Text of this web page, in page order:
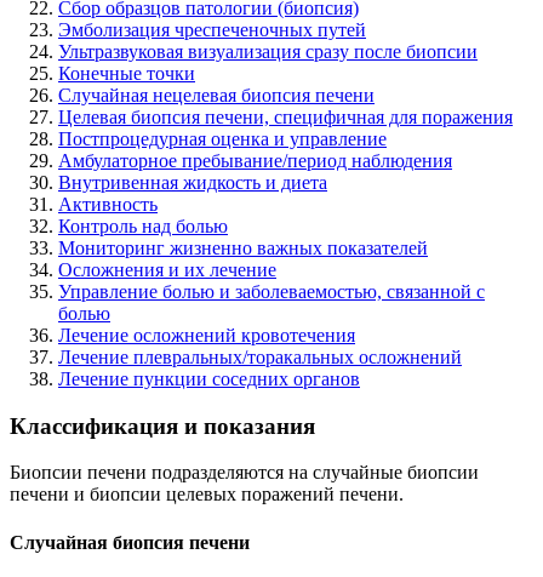
Сбор образцов патологии (биопсия)
Эмболизация чреспеченочных путей
Ультразвуковая визуализация сразу после биопсии
Конечные точки
Случайная нецелевая биопсия печени
Целевая биопсия печени, специфичная для поражения
Постпроцедурная оценка и управление
Амбулаторное пребывание/период наблюдения
Внутривенная жидкость и диета
Активность
Контроль над болью
Мониторинг жизненно важных показателей
Осложнения и их лечение
Управление болью и заболеваемостью, связанной с
болью
Лечение осложнений кровотечения
Лечение плевральных/торакальных осложнений
Лечение пункции соседних органов
Классификация и показания
Биопсии печени подразделяются на случайные биопсии
печени и биопсии целевых поражений печени.
Случайная биопсия печени